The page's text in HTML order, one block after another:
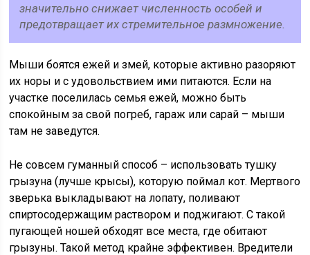
значительно снижает численность особей и
предотвращает их стремительное размножение.
Мыши боятся ежей и змей, которые активно разоряют
их норы и с удовольствием ими питаются. Если на
участке поселилась семья ежей, можно быть
спокойным за свой погреб, гараж или сарай – мыши
там не заведутся.
Не совсем гуманный способ – использовать тушку
грызуна (лучше крысы), которую поймал кот. Мертвого
зверька выкладывают на лопату, поливают
спиртосодержащим раствором и поджигают. С такой
пугающей ношей обходят все места, где обитают
грызуны. Такой метод крайне эффективен. Вредители